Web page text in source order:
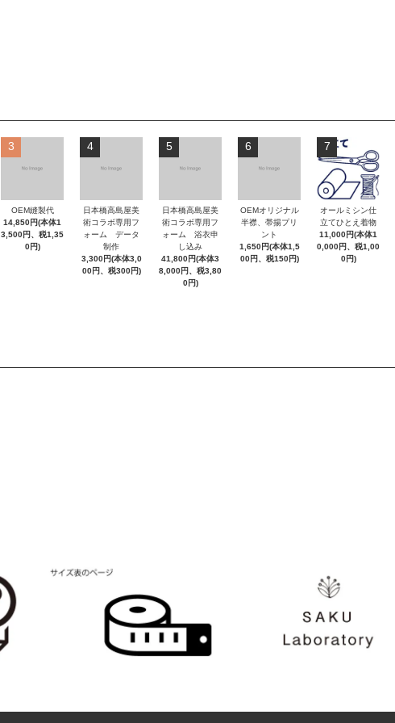
3
OEM縫製代
14,850円(本体1
3,500円、税1,35
0円)
4
日本橋高島屋美
術コラボ専用フ
ォーム データ
制作
3,300円(本体3,0
00円、税300円)
5
日本橋高島屋美
術コラボ専用フ
ォーム 浴衣申
し込み
41,800円(本体3
8,000円、税3,80
0円)
6
OEMオリジナル
半襟、帯揚プリ
ント
1,650円(本体1,5
00円、税150円)
7
オールミシン仕
立てひとえ着物
11,000円(本体1
0,000円、税1,00
0円)